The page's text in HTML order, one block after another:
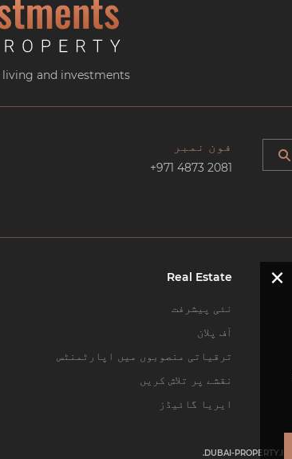
living and investments
فون نمبر
+971 4873 2081
Real Estate
نئی پیشرفت
آف پلان
ترقیاتی منصوبوں میں اپارٹمنٹس
نقشے پر تلاش کریں
ایریا گائیڈز
×